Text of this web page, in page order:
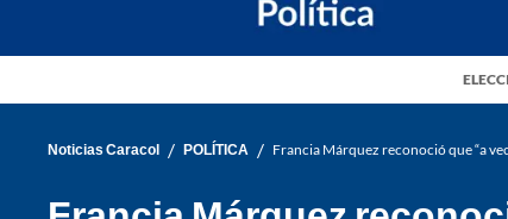
Noticias Caracol / POLÍTICA / Francia Márquez reconoció que “a